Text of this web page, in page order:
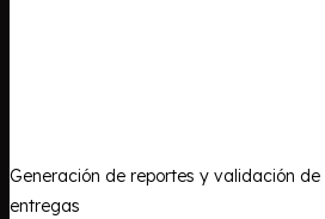
Generación de reportes y validación
entregas